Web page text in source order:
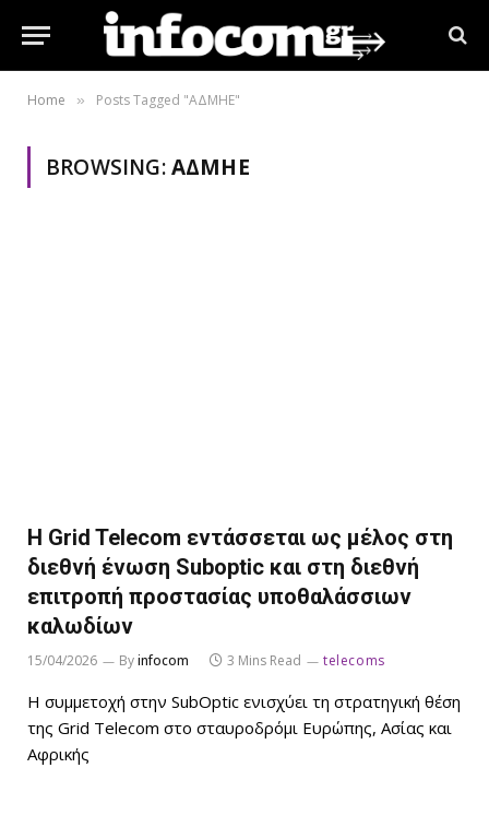
Home » Posts Tagged "ΑΔΜΗΕ"
BROWSING:ΑΔΜΗΕ
H Grid Telecom εντάσσεται ως μέλος στη
διεθνή ένωση Suboptic και στη διεθνή
επιτροπή προστασίας υποθαλάσσιων
καλωδίων
15/04/2026 Byinfocom 3 Mins Read telecoms
Η συμμετοχή στην SubOptic ενισχύει τη στρατηγική θέση
της Grid Telecom στο σταυροδρόμι Ευρώπης, Ασίας και
Αφρικής